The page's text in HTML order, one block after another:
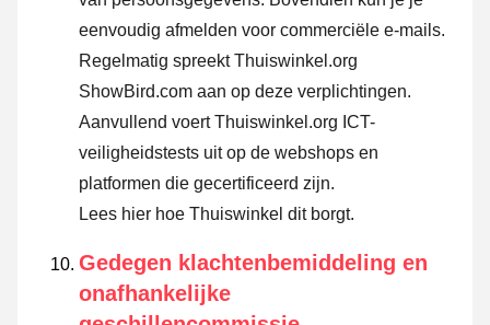
eenvoudig afmelden voor commerciële e-mails.
Regelmatig spreekt Thuiswinkel.org
ShowBird.com aan op deze verplichtingen.
Aanvullend voert Thuiswinkel.org ICT-
veiligheidstests uit op de webshops en
platformen die gecertificeerd zijn.
Lees hier hoe Thuiswinkel dit borgt.
Gedegen klachtenbemiddeling en
onafhankelijke